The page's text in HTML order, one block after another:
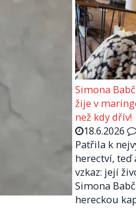
Simona
žije v
než kdy dřív!
18.6.2026
Patřila k
herectví, teď
vzkaz: její
Simona
hereckou